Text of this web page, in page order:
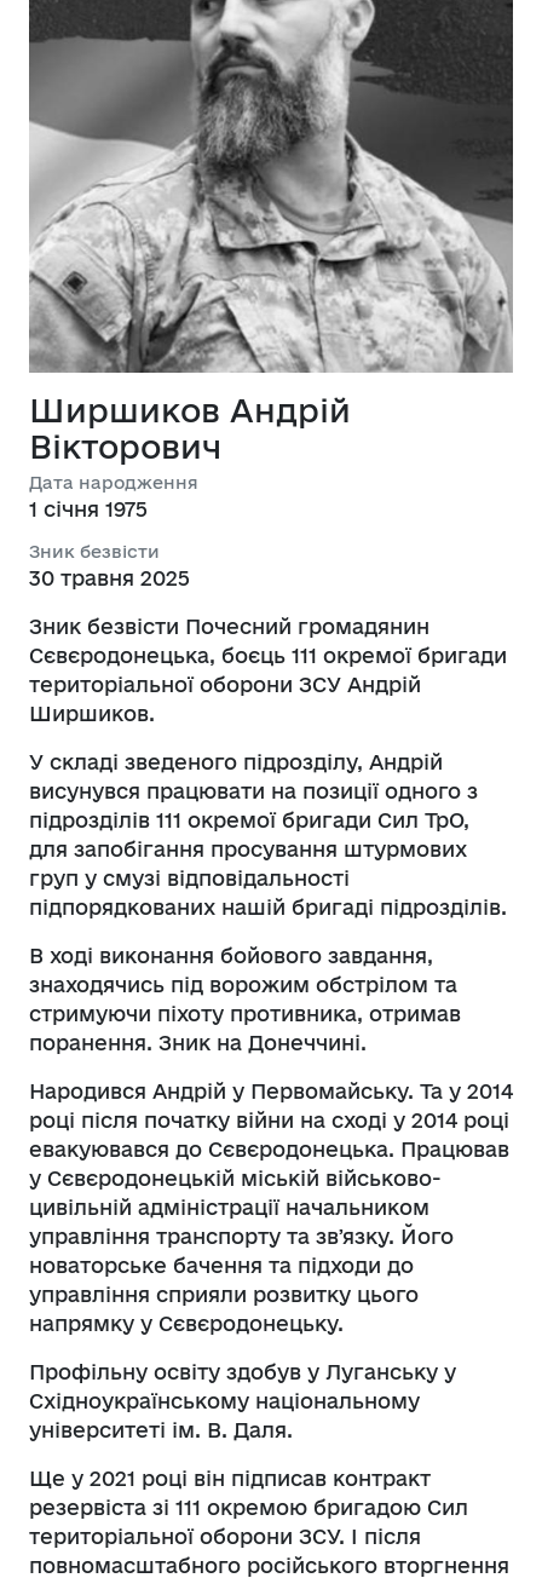
Ширшиков Андрій
Вікторович
Дата народження
1 січня 1975
Зник безвісти
30 травня 2025
Зник безвісти Почесний громадянин
Сєвєродонецька, боєць 111 окремої бригади
територіальної оборони ЗСУ Андрій
Ширшиков.
У складі зведеного підрозділу, Андрій
висунувся працювати на позиції одного з
підрозділів 111 окремої бригади Сил ТрО,
для запобігання просування штурмових
груп у смузі відповідальності
підпорядкованих нашій бригаді підрозділів.
В ході виконання бойового завдання,
знаходячись під ворожим обстрілом та
стримуючи піхоту противника, отримав
поранення. Зник на Донеччині.
Народився Андрій у Первомайську. Та у 2014
році після початку війни на сході у 2014 році
евакуювався до Сєвєродонецька. Працював
у Сєвєродонецькій міській військово-
цивільній адміністрації начальником
управління транспорту та звʼязку. Його
новаторське бачення та підходи до
управління сприяли розвитку цього
напрямку у Сєвєродонецьку.
Профільну освіту здобув у Луганську у
Східноукраїнському національному
університеті ім. В. Даля.
Ще у 2021 році він підписав контракт
резервіста зі 111 окремою бригадою Сил
територіальної оборони ЗСУ. І після
повномасштабного російського вторгнення